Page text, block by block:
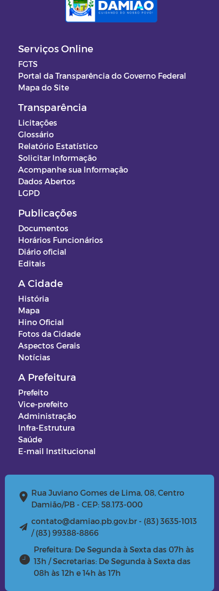
Serviços Online
FGTS
Portal da Transparência do Governo Federal
Mapa do Site
Transparência
Licitações
Glossário
Relatório Estatístico
Solicitar Informação
Acompanhe sua Informação
Dados Abertos
LGPD
Publicações
Documentos
Horários Funcionários
Diário oficial
Editais
A Cidade
História
Mapa
Hino Oficial
Fotos da Cidade
Aspectos Gerais
Notícias
A Prefeitura
Prefeito
Vice-prefeito
Administração
Infra-Estrutura
Saúde
E-mail Institucional
Rua Juviano Gomes de Lima, 08, Centro
Damião/PB - CEP: 58.173-000
contato@damiao.pb.gov.br - (83) 3635-1013
/ (83) 99388-8866
Prefeitura: De Segunda à Sexta das 07h às
13h / Secretarias: De Segunda à Sexta das
08h às 12h e 14h às 17h